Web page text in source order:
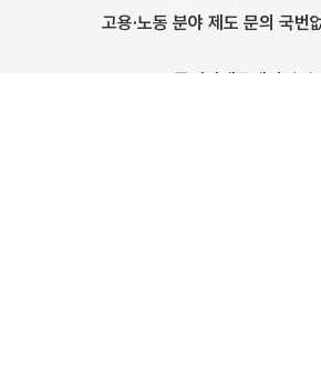
가사랑
고용·노동 분야 제도 문의 국번
통신판매중개자
이